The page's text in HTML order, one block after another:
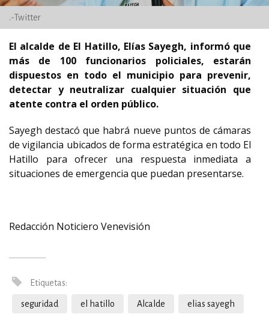
.-Twitter
El alcalde de El Hatillo, Elías Sayegh, informó que
más de 100 funcionarios policiales, estarán
dispuestos en todo el municipio para prevenir,
detectar y neutralizar cualquier situación que
atente contra el orden público.
Sayegh destacó que habrá nueve puntos de cámaras
de vigilancia ubicados de forma estratégica en todo El
Hatillo para ofrecer una respuesta inmediata a
situaciones de emergencia que puedan presentarse.
Redacción Noticiero Venevisión
Etiquetas:
seguridad el hatillo Alcalde elias sayegh